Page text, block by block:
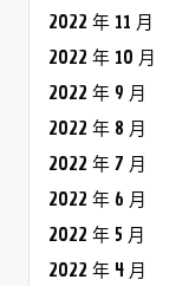
2022 年 11 月
2022 年 10 月
2022 年 9 月
2022 年 8 月
2022 年 7 月
2022 年 6 月
2022 年 5 月
2022 年 4 月